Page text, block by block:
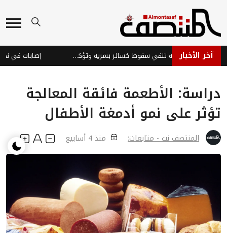
آخر الأخبار قوات الطوارئ اليمنية تنفي سقوط خسائر بشرية وتؤكد جاهزيتها إصابات في
دراسة: الأطعمة فائقة المعالجة
تؤثر على نمو أدمغة الأطفال
المنتصف نت - متابعات: منذ 4 أسابيع